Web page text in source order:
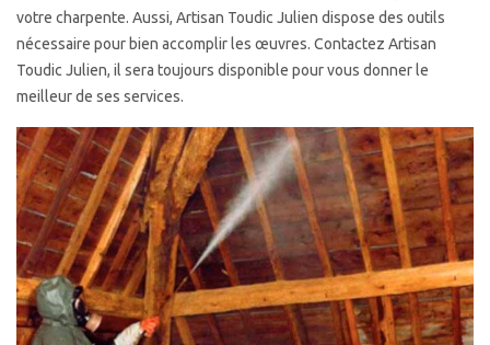
votre charpente. Aussi, Artisan Toudic Julien dispose des outils
nécessaire pour bien accomplir les œuvres. Contactez Artisan
Toudic Julien, il sera toujours disponible pour vous donner le
meilleur de ses services.